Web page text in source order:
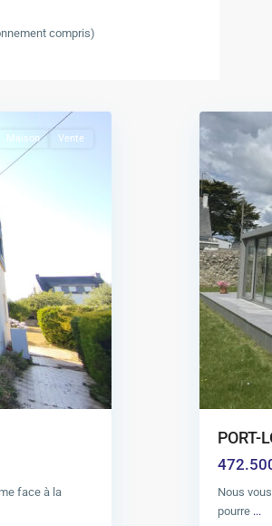
compris)
Maison Vente
face à la
PORT-
Nous
pourre ...